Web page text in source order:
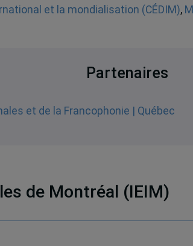
et la mondialisation (CÉDIM),
Partenaires
de Montréal (IEIM)